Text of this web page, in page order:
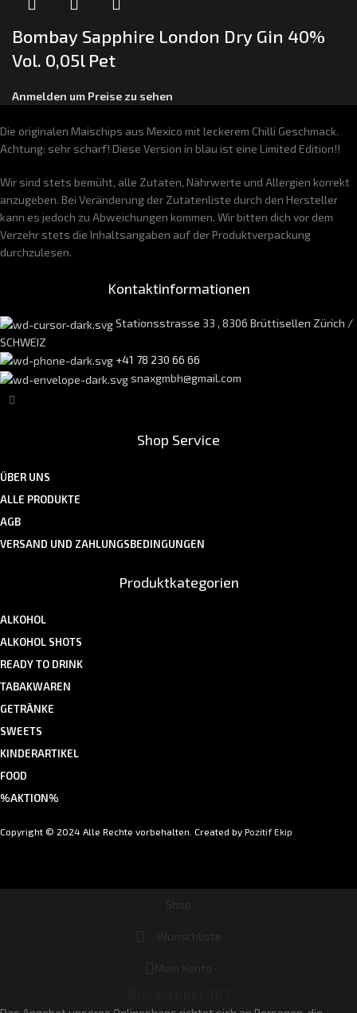
Bombay Sapphire London Dry Gin 40%
Vol. 0,05l Pet
Anmelden um Preise zu sehen
Die originalen Maischips aus Mexico mit leckerem Chilli Geschmack.
Achtung: sehr scharf! Diese Version in blau ist eine Limited Edition!!
Wir sind stets bemüht, alle Zutaten, Nährwerte und Allergien korrekt
anzugeben. Bei Veränderung der Zutatenliste durch den Hersteller
kann es jedoch zu Abweichungen kommen. Wir bitten dich vor dem
Verzehr stets die Inhaltsangaben auf der Produktverpackung
durchzulesen.
Kontaktinformationen
Stationsstrasse 33 , 8306 Brüttisellen Zürich /
SCHWEIZ
+41 78 230 66 66
snaxgmbh@gmail.com
Shop Service
ÜBER UNS
ALLE PRODUKTE
AGB
VERSAND UND ZAHLUNGSBEDINGUNGEN
Produktkategorien
ALKOHOL
ALKOHOL SHOTS
READY TO DRINK
TABAKWAREN
GETRÄNKE
SWEETS
KINDERARTIKEL
FOOD
%AKTION%
Copyright © 2024 Alle Rechte vorbehalten. Created by Pozitif Ekip
Shop
Wunschliste
Mein Konto